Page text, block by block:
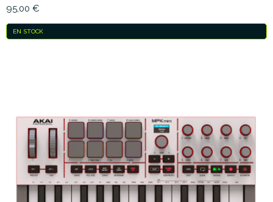
95,00 €
EN STOCK